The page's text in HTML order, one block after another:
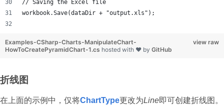
// Saving the Excel file
workbook.Save(dataDir + "output.xls");
view raw
Examples-CSharp-Charts-ManipulateChart-
HowToCreatePyramidChart-1.cs hosted with ❤ by GitHub
折线图
在上面的示例中，仅将ChartType更改为Line即可创建折线图。